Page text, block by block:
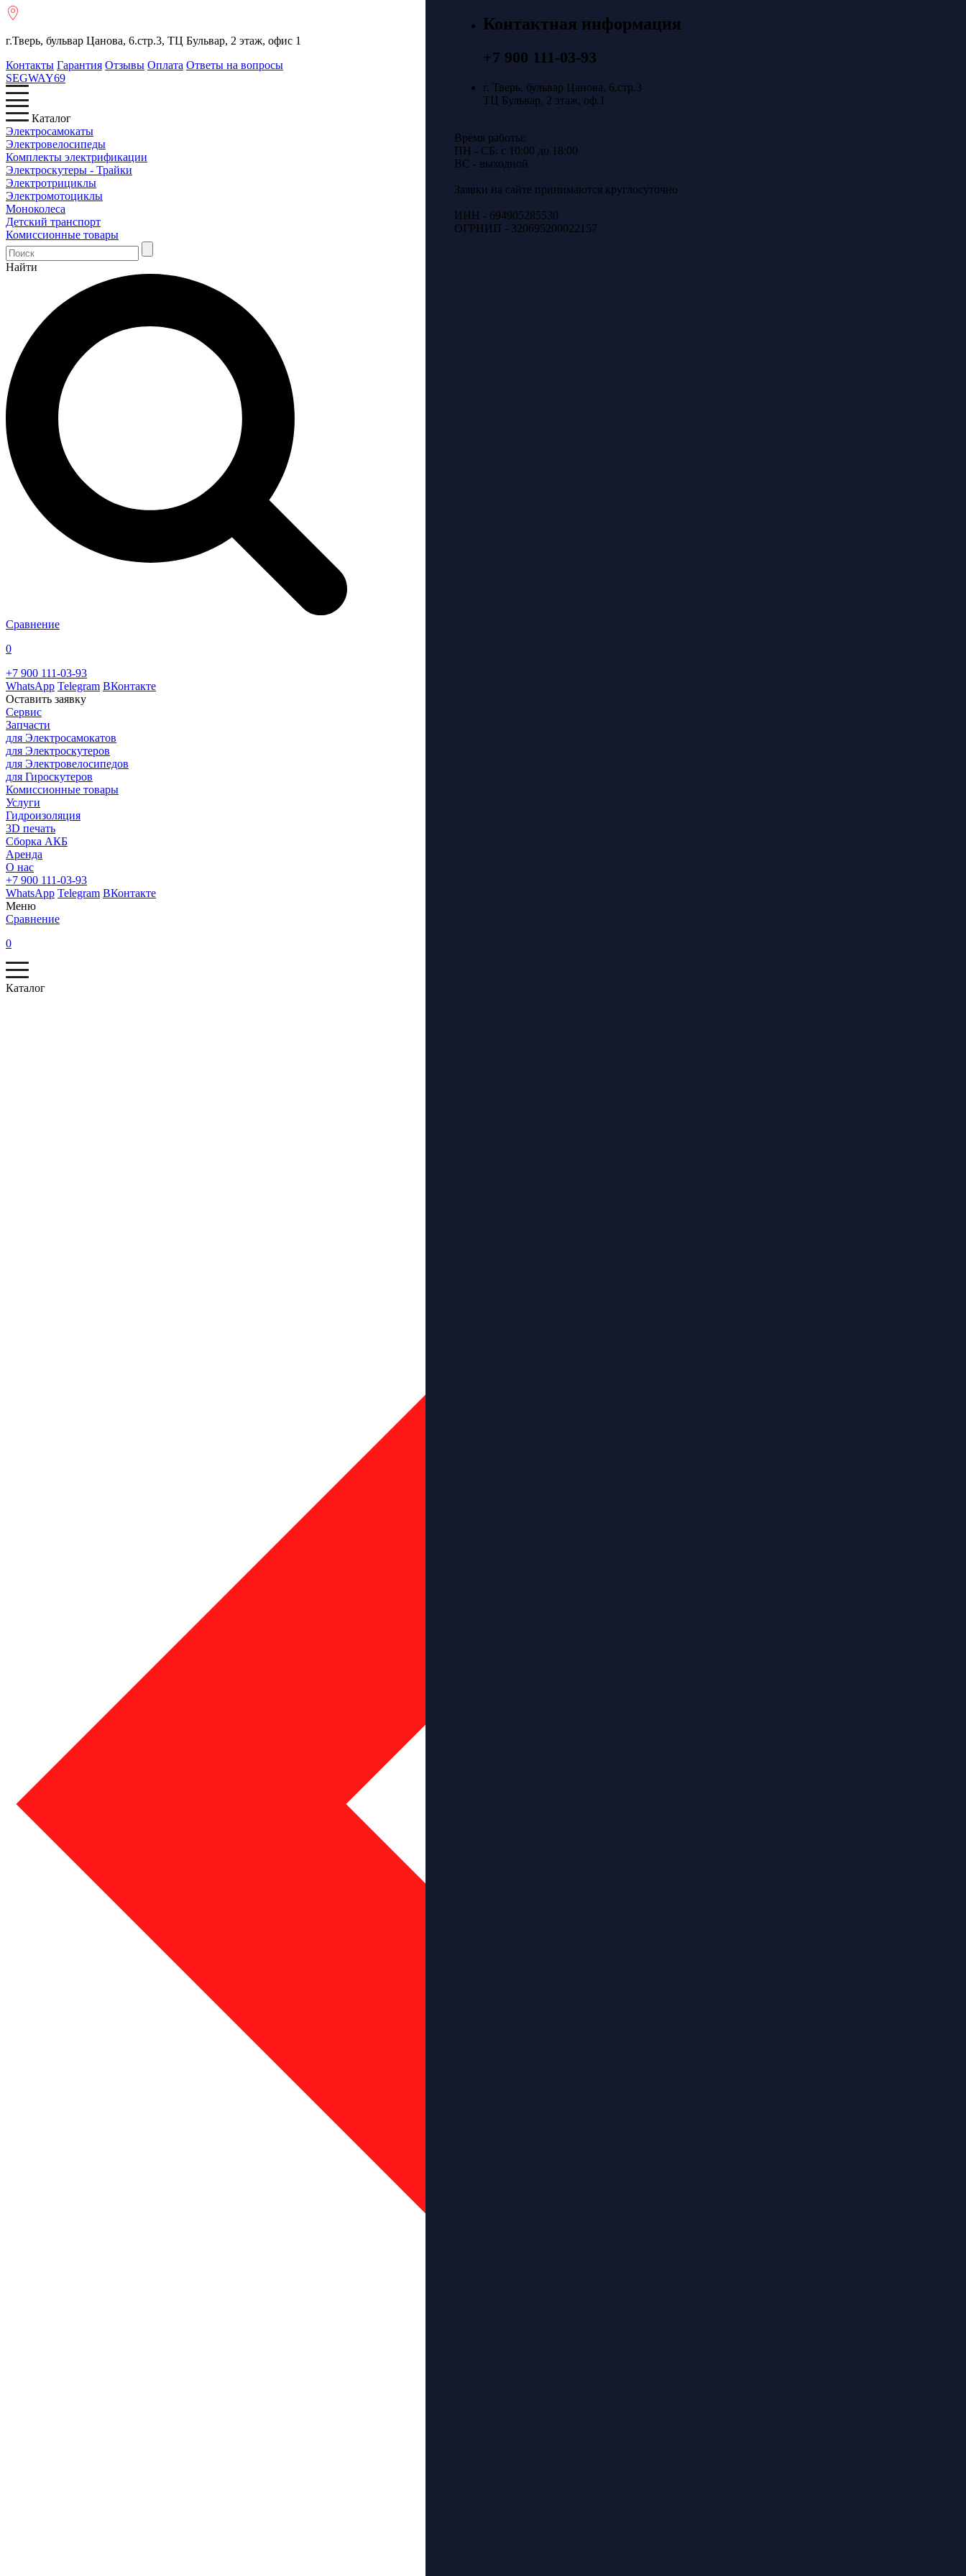
г.Тверь, бульвар Цанова, 6.стр.3, ТЦ Бульвар, 2 этаж, офис 1
Контакты Гарантия Отзывы Оплата Ответы на вопросы
SEGWAY69
Каталог
Электросамокаты
Электровелосипеды
Комплекты электрификации
Электроскутеры - Трайки
Электротрициклы
Электромотоциклы
Моноколеса
Детский транспорт
Комиссионные товары
Найти
Сравнение
0
+7 900 111-03-93
WhatsApp Telegram ВКонтакте
Оставить заявку
Сервис
Запчасти
для Электросамокатов
для Электроскутеров
для Электровелосипедов
для Гироскутеров
Комиссионные товары
Услуги
Гидроизоляция
3D печать
Сборка АКБ
Аренда
О нас
+7 900 111-03-93
WhatsApp Telegram ВКонтакте
Меню
Сравнение
0
Каталог
Контактная информация
+7 900 111-03-93
г. Тверь, бульвар Цанова, 6.стр.3
ТЦ Бульвар, 2 этаж, оф.1
Время работы:
ПН - СБ: с 10:00 до 18:00
ВС - выходной
Заявки на сайте принимаются круглосуточно
ИНН - 694905285530
ОГРНИП - 320695200022157